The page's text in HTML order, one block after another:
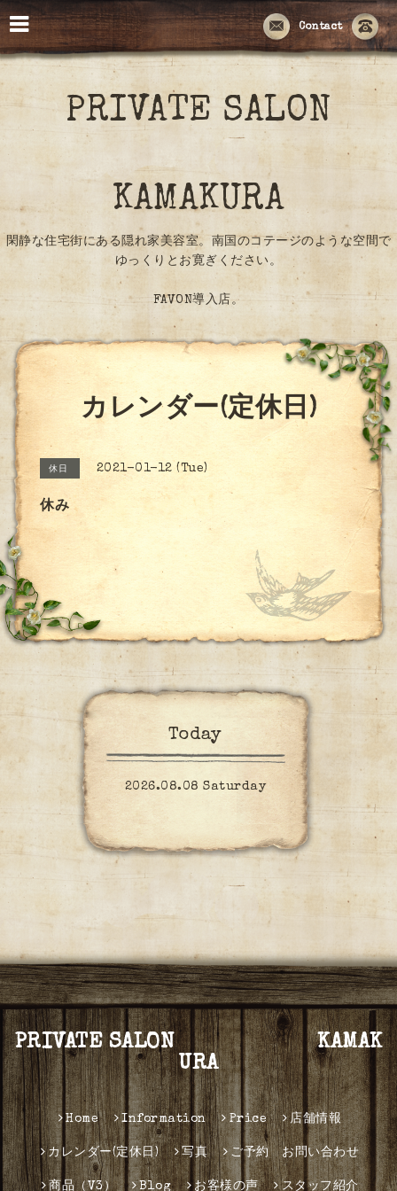
Contact
PRIVATE SALON
KAMAKURA
閑静な住宅街にある隠れ家美容室。南国のコテージのような空間で
ゆっくりとお寛ぎください。
FAVON導入店。
カレンダー(定休日)
休日 2021-01-12 (Tue)
休み
Today
2026.08.08 Saturday
PRIVATE SALON KAMAK
URA
Home Information Price 店舗情報
カレンダー(定休日) 写真 ご予約 お問い合わせ
商品（V3） Blog お客様の声 スタッフ紹介